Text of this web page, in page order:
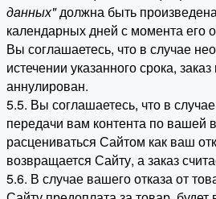
данных"должна быть
календарных дней с момента его
Вы соглашаетесь, что в случае
истечении указанного срока,
аннулирован.
5.5. Вы соглашаетесь, что в
передачи вам контента по вашей
расцениваться Сайтом как ваш
возвращается Сайту, а заказ
5.6. В случае вашего отказа от